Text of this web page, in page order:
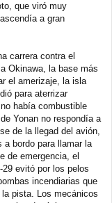
que viró muy
a gran
carrera contra el
Okinawa, la base más
el amerizaje, la isla
para aterrizar
había combustible
Yonan no respondía a
de la llegad del avión,
a bordo para llamar la
de emergencia, el
evitó por los pelos
incendiarias que
pista. Los mecánicos